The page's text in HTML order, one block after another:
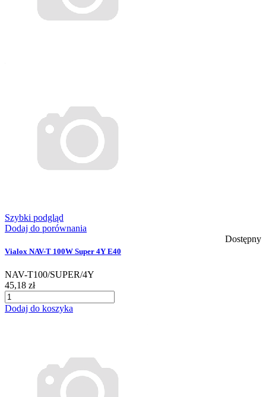
Szybki podgląd
Dodaj do porównania
Dostępny
Vialox NAV-T 100W Super 4Y E40
NAV-T100/SUPER/4Y
45,18 zł
Dodaj do koszyka